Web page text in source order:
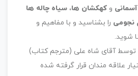
آسمانی و کهکشان ها، سیاه چاله ها
نجومی را بشناسید و با مفاهیم و
شوید.
آقای شاه علی (مترجم کتاب)
علاقه مندان قرار گرفته شده